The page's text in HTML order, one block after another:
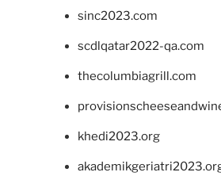
sinc2023.com
scdlqatar2022-qa.com
thecolumbiagrill.com
khedi2023.org